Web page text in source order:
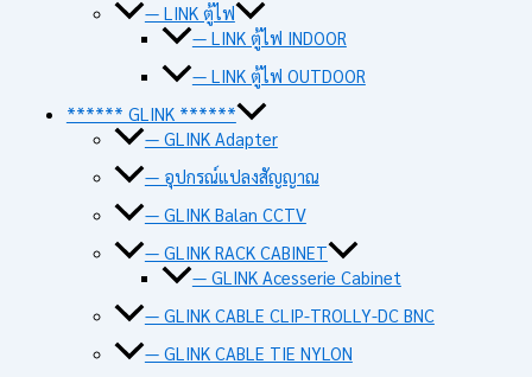
— LINK ตู้ไฟ
— LINK ตู้ไฟ INDOOR
— LINK ตู้ไฟ OUTDOOR
****** GLINK ******
— GLINK Adapter
— อุปกรณ์แปลงสัญญาณ
— GLINK Balan CCTV
— GLINK RACK CABINET
— GLINK Acesserie Cabinet
— GLINK CABLE CLIP-TROLLY-DC BNC
— GLINK CABLE TIE NYLON